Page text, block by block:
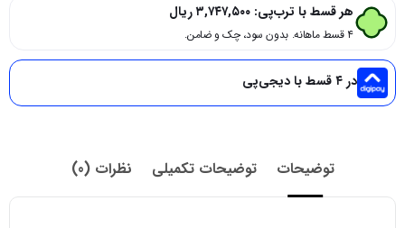
هر قسط با ترب‌پی: ۳,۷۴۷,۵۰۰ریال
۴ قسط ماهانه. بدون سود، چک و ضامن.
در ۴ قسط با دیجی‌پی
توضیحات توضیحات تکمیلی نظرات (0)